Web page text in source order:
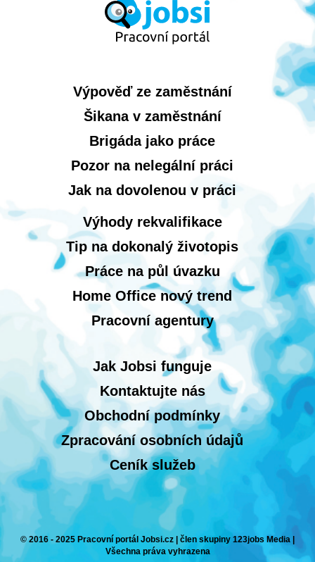
Výpověď ze zaměstnání
Šikana v zaměstnání
Brigáda jako práce
Pozor na nelegální práci
Jak na dovolenou v práci
Výhody rekvalifikace
Tip na dokonalý životopis
Práce na půl úvazku
Home Office nový trend
Pracovní agentury
Jak Jobsi funguje
Kontaktujte nás
Obchodní podmínky
Zpracování osobních údajů
Ceník služeb
© 2016 - 2025 Pracovní portál Jobsi.cz | člen skupiny 123jobs Media |
Všechna práva vyhrazena